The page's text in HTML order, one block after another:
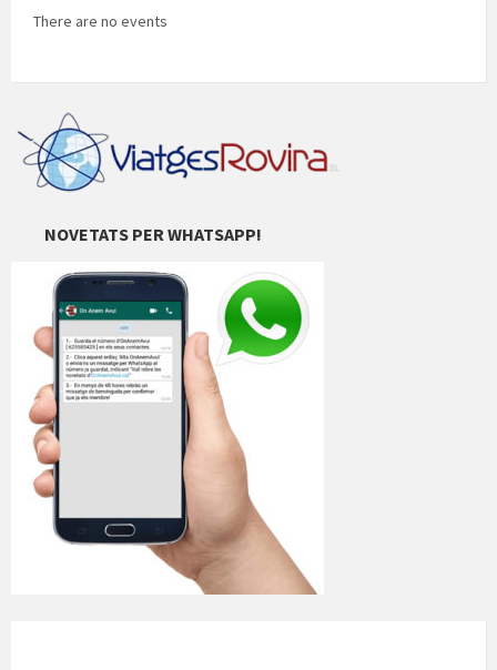
There are no events
NOVETATS PER WHATSAPP!